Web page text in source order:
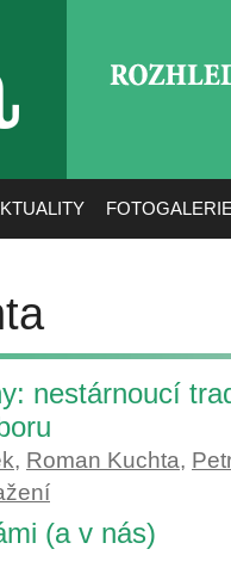
nestárnoucí
, Roman Kuchta,
(a v nás)